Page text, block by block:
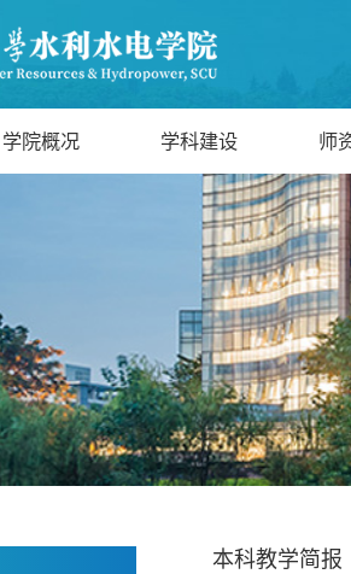
学院概况 学科建设 师
本科教学简报